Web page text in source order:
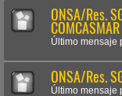
ONSA/Res.
COMCASMAR
Último mensaje
ONSA/Res.
Último mensaje